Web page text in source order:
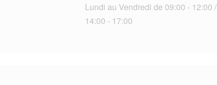
Lundi au Vendredi de 09:00 - 12:00 /
14:00 - 17:00